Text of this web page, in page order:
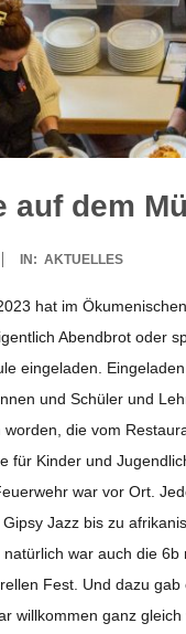
auf dem
IN: AKTUELLES
hat im
Abend­brot oder
ein­ge­la­den.
und Schü­ler und
die vom
für Kin­der und
war vor Ort.
Jazz bis zu
war auch die
Fest. Und dazu
will­kom­men ganz